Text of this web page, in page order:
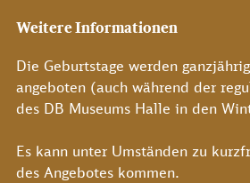
Weitere Informationen
Die Geburtstage werden
angeboten (auch während der
des DB Museums Halle in den
Es kann unter Umständen zu
des Angebotes kommen.